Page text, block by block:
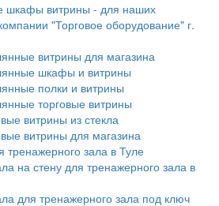
шкафы витрины - для наших
"Торговое оборудование" г.
витрины для магазина
шкафы и витрины
полки и витрины
торговые витрины
витрины из стекла
витрины для магазина
тренажерного зала в Туле
на стену для тренажерного зала в
для тренажерного зала под ключ